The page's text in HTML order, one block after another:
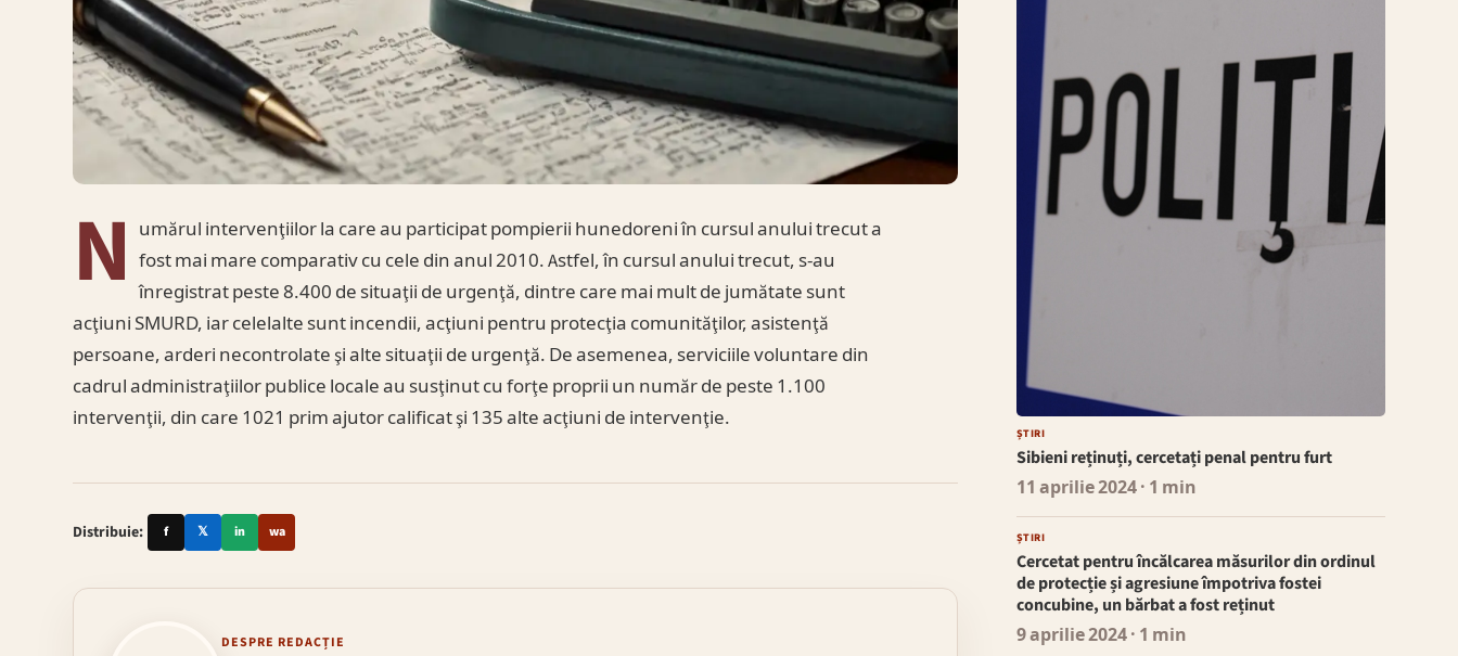
N umărul intervenţiilor la care au participat pompierii hunedoreni în cursul anului trecut a
fost mai mare comparativ cu cele din anul 2010. Astfel, în cursul anului trecut, s-au
înregistrat peste 8.400 de situaţii de urgenţă, dintre care mai mult de jumătate sunt
acţiuni SMURD, iar celelalte sunt incendii, acţiuni pentru protecţia comunităţilor, asistenţă
persoane, arderi necontrolate şi alte situaţii de urgenţă. De asemenea, serviciile voluntare din
cadrul administraţiilor publice locale au susţinut cu forţe proprii un număr de peste 1.100
intervenţii, din care 1021 prim ajutor calificat şi 135 alte acţiuni de intervenţie.
Distribuie: f 𝕏 in wa
DESPRE REDACȚIE
ȘTIRI
Sibieni reținuți, cercetați penal pentru furt
11 aprilie 2024· 1 min
ȘTIRI
Cercetat pentru încălcarea măsurilor din ordinul
de protecție și agresiune împotriva fostei
concubine, un bărbat a fost reținut
9 aprilie 2024· 1 min